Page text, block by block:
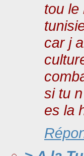
tou le
car j
si tu
es la